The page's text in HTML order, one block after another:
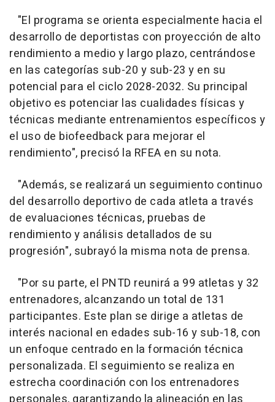
"El programa se orienta especialmente hacia el
desarrollo de deportistas con proyección de alto
rendimiento a medio y largo plazo, centrándose
en las categorías sub-20 y sub-23 y en su
potencial para el ciclo 2028-2032. Su principal
objetivo es potenciar las cualidades físicas y
técnicas mediante entrenamientos específicos y
el uso de biofeedback para mejorar el
rendimiento", precisó la RFEA en su nota.
"Además, se realizará un seguimiento continuo
del desarrollo deportivo de cada atleta a través
de evaluaciones técnicas, pruebas de
rendimiento y análisis detallados de su
progresión", subrayó la misma nota de prensa.
"Por su parte, el PNTD reunirá a 99 atletas y 32
entrenadores, alcanzando un total de 131
participantes. Este plan se dirige a atletas de
interés nacional en edades sub-16 y sub-18, con
un enfoque centrado en la formación técnica
personalizada. El seguimiento se realiza en
estrecha coordinación con los entrenadores